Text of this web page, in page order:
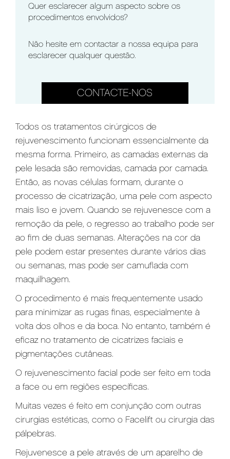
Quer esclarecer algum aspecto sobre os
procedimentos envolvidos?
Não hesite em contactar a nossa equipa para
esclarecer qualquer questão.
CONTACTE-NOS
Todos os tratamentos cirúrgicos de
rejuvenescimento funcionam essencialmente da
mesma forma. Primeiro, as camadas externas da
pele lesada são removidas, camada por camada.
Então, as novas células formam, durante o
processo de cicatrização, uma pele com aspecto
mais liso e jovem. Quando se rejuvenesce com a
remoção da pele, o regresso ao trabalho pode ser
ao fim de duas semanas. Alterações na cor da
pele podem estar presentes durante vários dias
ou semanas, mas pode ser camuflada com
maquilhagem.
O procedimento é mais frequentemente usado
para minimizar as rugas finas, especialmente à
volta dos olhos e da boca. No entanto, também é
eficaz no tratamento de cicatrizes faciais e
pigmentações cutâneas.
O rejuvenescimento facial pode ser feito em toda
a face ou em regiões específicas.
Muitas vezes é feito em conjunção com outras
cirurgias estéticas, como o Facelift ou cirurgia das
pálpebras.
Rejuvenesce a pele através de um aparelho de